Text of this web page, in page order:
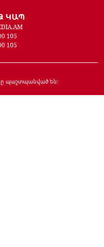
ԿԱՊ
105
105
պաշտպանված են: